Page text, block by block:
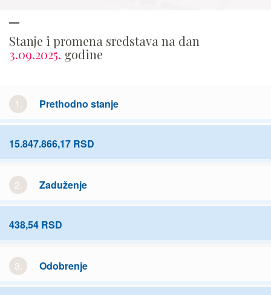
Stanje i promena sredstava na dan
3.09.2025. godine
1. Prethodno stanje
15.847.866,17 RSD
2. Zaduženje
438,54 RSD
3. Odobrenje